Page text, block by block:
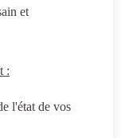
et
:
l'état de vos